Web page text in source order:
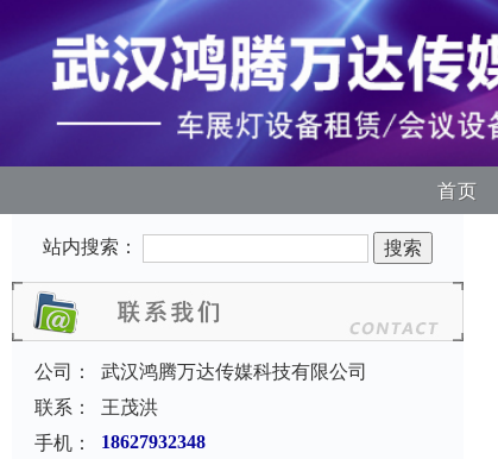
首页
站内搜索：
公司：
武汉鸿腾万达传媒科技有限公司
联系：
王茂洪
手机：
18627932348